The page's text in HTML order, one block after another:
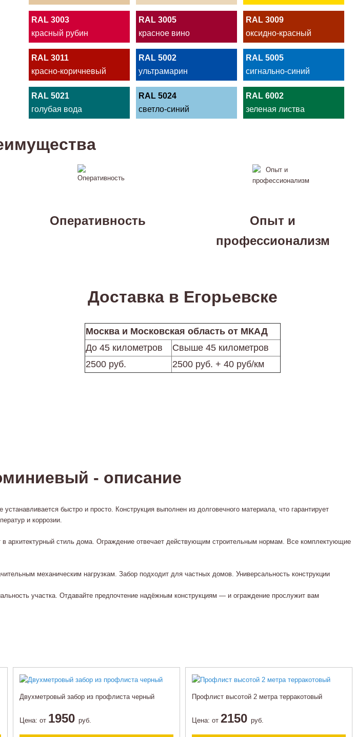
RAL 3003
красный рубин
RAL 3005
красное вино
RAL 3009
оксидно-красный
RAL 3011
красно-коричневый
RAL 5002
ультрамарин
RAL 5005
сигнально-синий
RAL 5021
голубая вода
RAL 5024
светло-синий
RAL 6002
зеленая листва
Оперативность
Опыт и
профессионализм
Доставка в Егорьевске
Москва и Московская область от МКАД
До 45 километров
Свыше 45 километров
2500 руб.
2500 руб. + 40 руб/км
- описание
быстро и просто. Конструкция выполнен из долговечного материала, что гарантирует
и коррозии.
архитектурный стиль дома. Ограждение отвечает действующим строительным нормам. Все комплектующие
механическим нагрузкам. Забор подходит для частных домов. Универсальность конструкции
участка. Отдавайте предпочтение надёжным конструкциям — и ограждение прослужит вам
Двухметровый забор из профлиста черный
Цена: от 1950 руб.
Профлист высотой 2 метра терракотовый
Цена: от 2150 руб.